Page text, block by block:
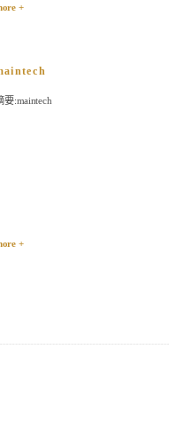
+
要:maintech
+